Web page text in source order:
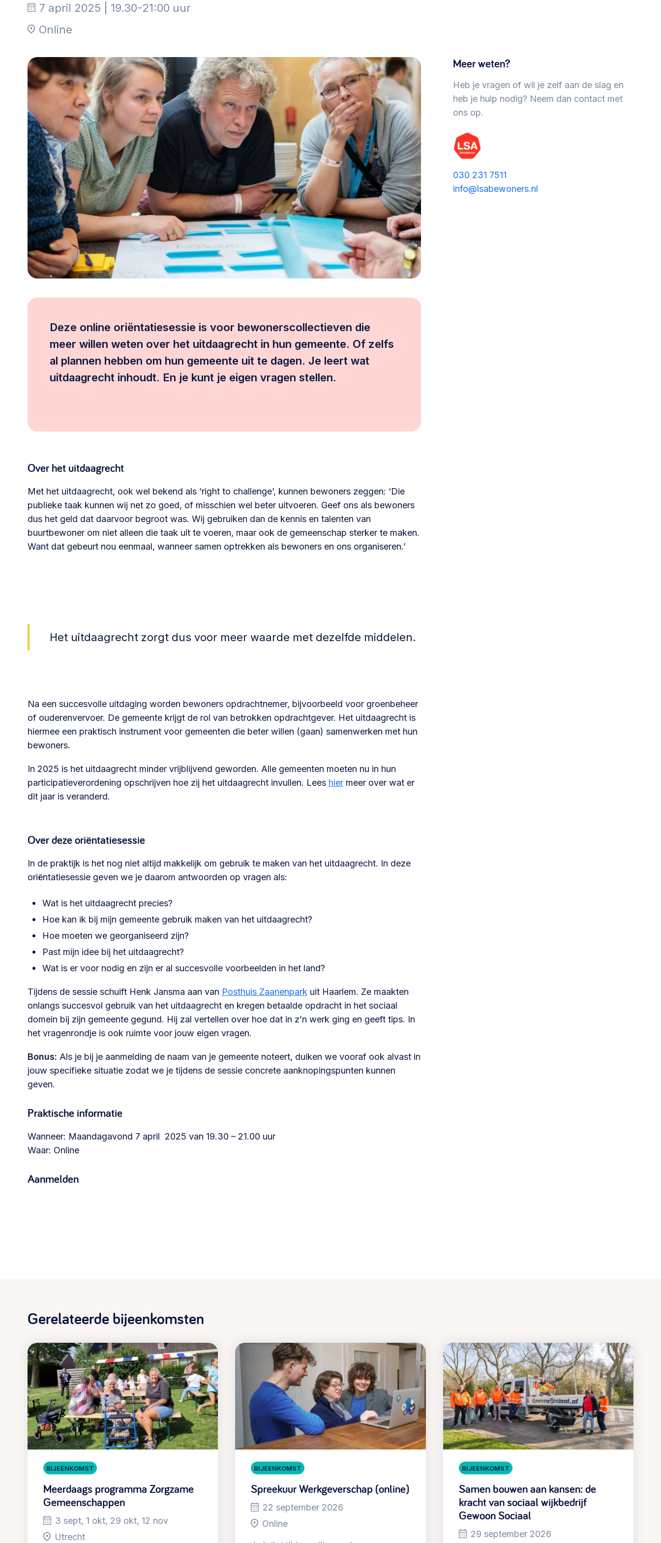
Community building en ABCD,
Weerbare gemeenschappen
Voorbereiden op crisis, noodsteunpunten,
ontmoetingsplekken >
Buurtenergie
Energiecollectieven, buurt vergroenen, SDG >
Uitdaagrecht, gemeenschapsfondsen, lokale
democratie >
Samenwerken en lokale politiek
Lobbyen, invloed uitoefenen,
maatschappelijke impact >
Omgevingswet en gebiedsontwikkeling
invoering omgevingswet, participatie,
gebiedsontwikkeling>
Advies of hulp nodig?
Je kunt altijd contact met ons opnemen via telefoon of e-mail.
Vraag stellen
030 231
7511
info@lsabewoners.nl
7 april 2025 | 19.30-21:00 uur
Online
Deze online oriëntatiesessie is voor bewonerscollectieven die
meer willen weten over het uitdaagrecht in hun gemeente. Of zelfs
al plannen hebben om hun gemeente uit te dagen. Je leert wat
uitdaagrecht inhoudt. En je kunt je eigen vragen stellen.
Over het uitdaagrecht
Met het uitdaagrecht, ook wel bekend als ‘right to challenge’, kunnen bewoners zeggen: ‘Die
publieke taak kunnen wij net zo goed, of misschien wel beter uitvoeren. Geef ons als bewoners
dus het geld dat daarvoor begroot was. Wij gebruiken dan de kennis en talenten van
buurtbewoner om niet alleen die taak uit te voeren, maar ook de gemeenschap sterker te maken.
Want dat gebeurt nou eenmaal, wanneer samen optrekken als bewoners en ons organiseren.’
Het uitdaagrecht zorgt dus voor meer waarde met dezelfde middelen.
Na een succesvolle uitdaging worden bewoners opdrachtnemer, bijvoorbeeld voor groenbeheer
of ouderenvervoer. De gemeente krijgt de rol van betrokken opdrachtgever. Het uitdaagrecht is
hiermee een praktisch instrument voor gemeenten die beter willen (gaan) samenwerken met hun
bewoners.
In 2025 is het uitdaagrecht minder vrijblijvend geworden. Alle gemeenten moeten nu in hun
participatieverordening opschrijven hoe zij het uitdaagrecht invullen. Lees hier meer over wat er
dit jaar is veranderd.
Over deze oriëntatiesessie
In de praktijk is het nog niet altijd makkelijk om gebruik te maken van het uitdaagrecht. In deze
oriëntatiesessie geven we je daarom antwoorden op vragen als:
Wat is het uitdaagrecht precies?
Hoe kan ik bij mijn gemeente gebruik maken van het uitdaagrecht?
Hoe moeten we georganiseerd zijn?
Past mijn idee bij het uitdaagrecht?
Wat is er voor nodig en zijn er al succesvolle voorbeelden in het land?
Tijdens de sessie schuift Henk Jansma aan van Posthuis Zaanenpark uit Haarlem. Ze maakten
onlangs succesvol gebruik van het uitdaagrecht en kregen betaalde opdracht in het sociaal
domein bij zijn gemeente gegund. Hij zal vertellen over hoe dat in z’n werk ging en geeft tips. In
het vragenrondje is ook ruimte voor jouw eigen vragen.
Bonus: Als je bij je aanmelding de naam van je gemeente noteert, duiken we vooraf ook alvast in
jouw specifieke situatie zodat we je tijdens de sessie concrete aanknopingspunten kunnen
geven.
Praktische informatie
Wanneer: Maandagavond 7 april 2025 van 19.30 – 21.00 uur
Waar: Online
Aanmelden
Meer weten?
Heb je vragen of wil je zelf aan de slag en
heb je hulp nodig? Neem dan contact met
ons op.
030 231 7511
info@lsabewoners.nl
Gerelateerde bijeenkomsten
BIJEENKOMST
Meerdaags programma Zorgzame
Gemeenschappen
3 sept, 1 okt, 29 okt, 12 nov
Utrecht
BIJEENKOMST
Spreekuur Werkgeverschap (online)
22 september 2026
Online
BIJEENKOMST
Samen bouwen aan kansen: de
kracht van sociaal wijkbedrijf
Gewoon Sociaal
29 september 2026